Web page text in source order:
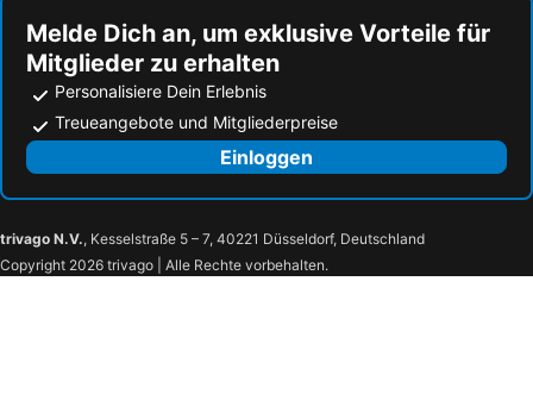
Melde Dich an, um exklusive Vorteile für
Mitglieder zu erhalten
Personalisiere Dein Erlebnis
Treueangebote und Mitgliederpreise
Einloggen
trivago N.V., Kesselstraße 5 – 7, 40221 Düsseldorf, Deutschland
Copyright 2026 trivago | Alle Rechte vorbehalten.